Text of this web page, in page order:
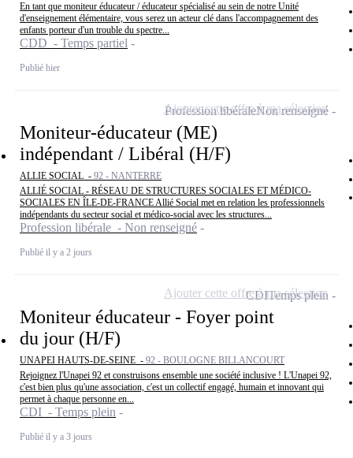
En tant que moniteur éducateur / éducateur spécialisé au sein de notre Unité
d'enseignement élémentaire, vous serez un acteur clé dans l'accompagnement des
enfants porteur d'un trouble du spectre...
CDD - Temps partiel
Publié hier
Moniteur-éducateur (ME)
indépendant / Libéral (H/F)
ALLIE SOCIAL - 92 - NANTERRE
ALLIÉ SOCIAL - RÉSEAU DE STRUCTURES SOCIALES ET MÉDICO-
SOCIALES EN ÎLE-DE-FRANCE Allié Social met en relation les professionnels
indépendants du secteur social et médico-social avec les structures...
Profession libérale - Non renseigné
Publié il y a 2 jours
Profession libéraleNon renseigné
Ajouter cette offre à ma sélection
Moniteur éducateur - Foyer point
du jour (H/F)
UNAPEI HAUTS-DE-SEINE - 92 - BOULOGNE BILLANCOURT
Rejoignez l'Unapei 92 et construisons ensemble une société inclusive ! L'Unapei 92,
c'est bien plus qu'une association, c'est un collectif engagé, humain et innovant qui
permet à chaque personne en...
CDI - Temps plein
Publié il y a 3 jours
CDITemps plein
Ajouter cette offre à ma sélection